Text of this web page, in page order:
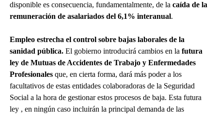
disponible es consecuencia, fundamentalmente, de la caída de la
remuneración de asalariados del 6,1% interanual.
Empleo estrecha el control sobre bajas laborales de la
sanidad pública. El gobierno introducirá cambios en la futura
ley de Mutuas de Accidentes de Trabajo y Enfermedades
Profesionales que, en cierta forma, dará más poder a los
facultativos de estas entidades colaboradoras de la Seguridad
Social a la hora de gestionar estos procesos de baja. Esta futura
ley , en ningún caso incluirán la principal demanda de las